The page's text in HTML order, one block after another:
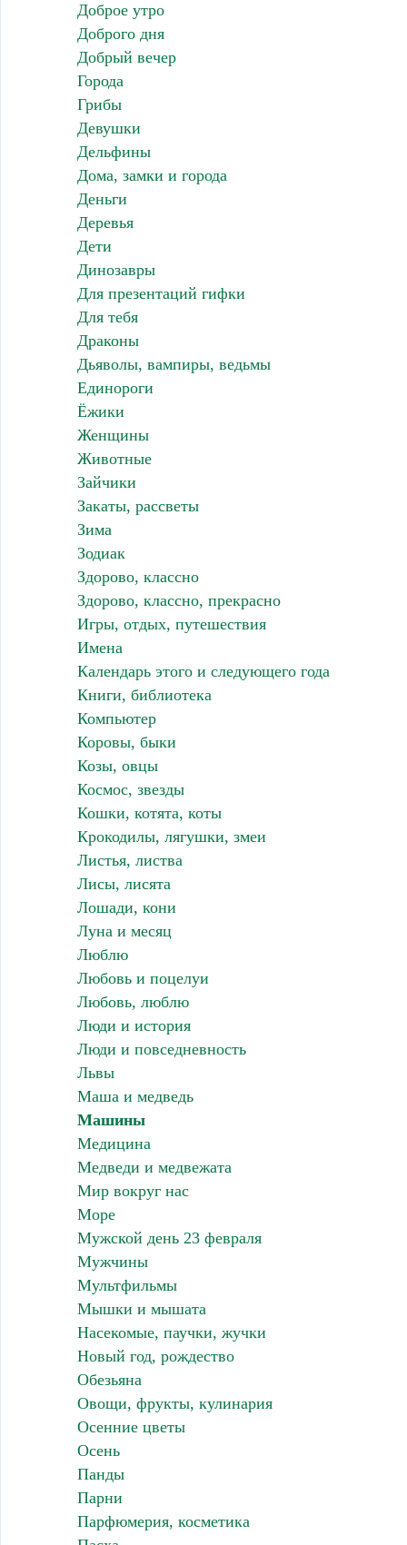
Доброе утро
Доброго дня
Добрый вечер
Города
Грибы
Девушки
Дельфины
Дома, замки и города
Деньги
Деревья
Дети
Динозавры
Для презентаций гифки
Для тебя
Драконы
Дьяволы, вампиры, ведьмы
Единороги
Ёжики
Женщины
Животные
Зайчики
Закаты, рассветы
Зима
Зодиак
Здорово, классно
Здорово, классно, прекрасно
Игры, отдых, путешествия
Имена
Календарь этого и следующего года
Книги, библиотека
Компьютер
Коровы, быки
Козы, овцы
Космос, звезды
Кошки, котята, коты
Крокодилы, лягушки, змеи
Листья, листва
Лисы, лисята
Лошади, кони
Луна и месяц
Люблю
Любовь и поцелуи
Любовь, люблю
Люди и история
Люди и повседневность
Львы
Маша и медведь
Машины
Медицина
Медведи и медвежата
Мир вокруг нас
Море
Мужской день 23 февраля
Мужчины
Мультфильмы
Мышки и мышата
Насекомые, паучки, жучки
Новый год, рождество
Обезьяна
Овощи, фрукты, кулинария
Осенние цветы
Осень
Панды
Парни
Парфюмерия, косметика